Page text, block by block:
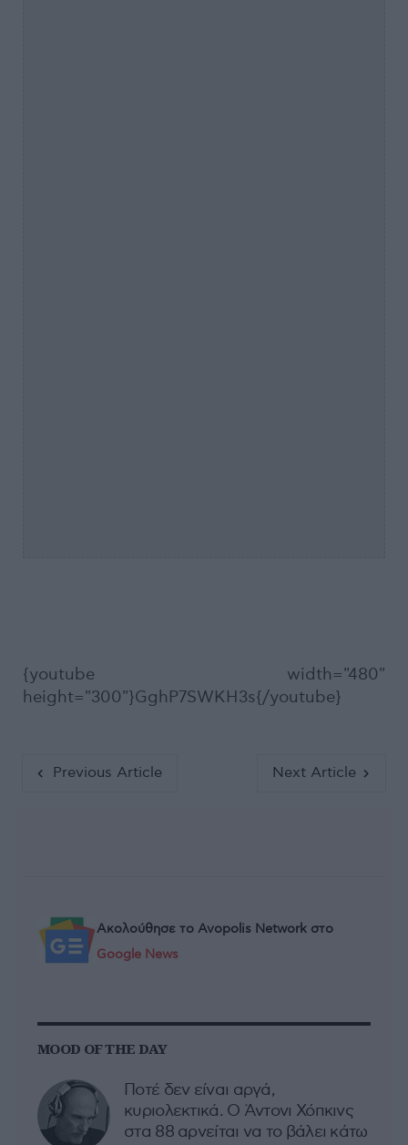
{youtube width="480"
height="300"}GghP7SWKH3s{/youtube}
Previous Article Next Article
Ακολούθησε το Avopolis Network στο
Google News
MOOD OF THE DAY
Ποτέ δεν είναι αργά,
κυριολεκτικά. Ο Άντονι Χόπκινς
στα 88 αρνείται να το βάλει κάτω